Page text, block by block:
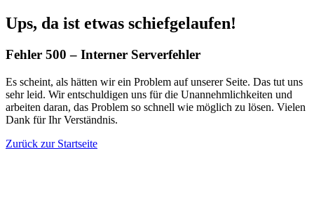
Ups, da ist etwas schiefgelaufen!
Fehler 500 – Interner Serverfehler
Es scheint, als hätten wir ein Problem auf unserer Seite. Das tut uns
sehr leid. Wir entschuldigen uns für die Unannehmlichkeiten und
arbeiten daran, das Problem so schnell wie möglich zu lösen. Vielen
Dank für Ihr Verständnis.
Zurück zur Startseite